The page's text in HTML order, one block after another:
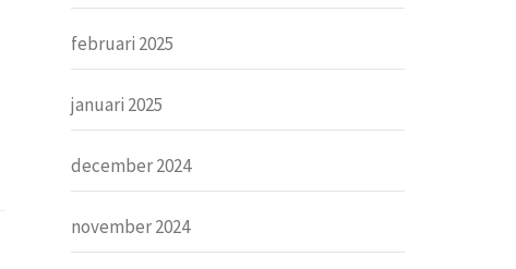
februari 2025
januari 2025
december 2024
november 2024